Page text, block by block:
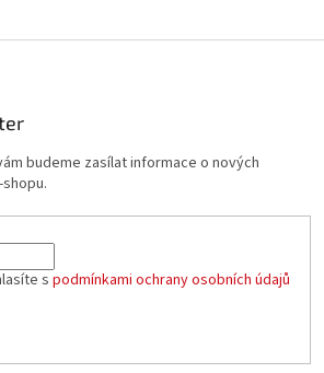
budeme zasílat informace o nových
s podmínkami ochrany osobních údajů